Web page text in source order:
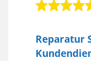
Reparatur